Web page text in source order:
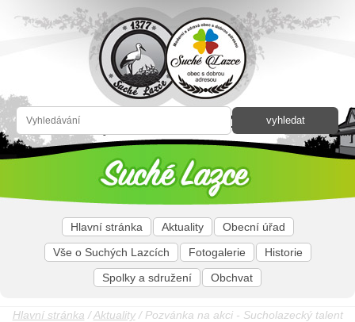
Hlavní stránka Aktuality
Obecní úřad
Vše o Suchých Lazcích
Fotogalerie
Historie
Spolky a sdružení
Obchvat
Hlavní stránka /Aktuality/ Pozvánka na akci - Sucholazecký talent